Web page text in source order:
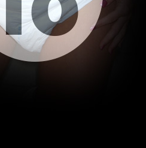
Les plus récents Trier par nom
Aucun produit trouvé.